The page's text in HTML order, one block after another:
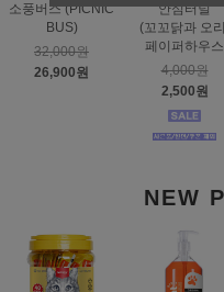
소풍버스 (PICNIC
BUS)
32,000원
26,900원
안심터널
(꼬꼬닭과 오
페이퍼하우스
4,000원
2,500원
NEW